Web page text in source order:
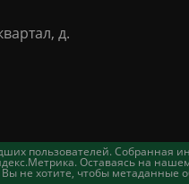
пользователей. Собранная
Оставаясь на
не хотите, чтобы метаданные
д.